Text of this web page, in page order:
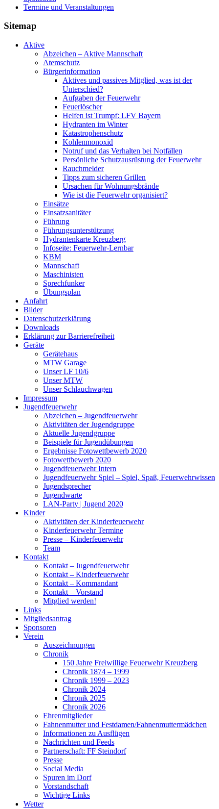
Termine und Veranstaltungen
Sitemap
Aktive
Abzeichen – Aktive Mannschaft
Atemschutz
Bürgerinformation
Aktives und passives Mitglied, was ist der
Unterschied?
Aufgaben der Feuerwehr
Feuerlöscher
Helfen ist Trumpf: LFV Bayern
Hydranten im Winter
Katastrophenschutz
Kohlenmonoxid
Notruf und das Verhalten bei Notfällen
Persönliche Schutzausrüstung der Feuerwehr
Rauchmelder
Tipps zum sicheren Grillen
Ursachen für Wohnungsbrände
Wie ist die Feuerwehr organisiert?
Einsätze
Einsatzsanitäter
Führung
Führungsunterstützung
Hydrantenkarte Kreuzberg
Infoseite: Feuerwehr-Lernbar
KBM
Mannschaft
Maschinisten
Sprechfunker
Übungsplan
Anfahrt
Bilder
Datenschutzerklärung
Downloads
Erklärung zur Barriere­frei­heit
Geräte
Gerätehaus
MTW Garage
Unser LF 10/6
Unser MTW
Unser Schlauchwagen
Impressum
Jugendfeuerwehr
Abzeichen – Jugendfeuerwehr
Aktivitäten der Jugendgruppe
Aktuelle Jugendgruppe
Beispiele für Jugendübungen
Ergebnisse Fotowettbewerb 2020
Fotowettbewerb 2020
Jugendfeuerwehr Intern
Jugendfeuerwehr Spiel – Spiel, Spaß, Feuerwehrwissen
Jugendsprecher
Jugendwarte
LAN-Party | Jugend 2020
Kinder
Aktivitäten der Kinderfeuerwehr
Kinderfeuerwehr Termine
Presse – Kinderfeuerwehr
Team
Kontakt
Kontakt – Jugendfeuerwehr
Kontakt – Kinderfeuerwehr
Kontakt – Kommandant
Kontakt – Vorstand
Mitglied werden!
Links
Mitgliedsantrag
Sponsoren
Verein
Auszeichnungen
Chronik
150 Jahre Freiwillige Feuerwehr Kreuzberg
Chronik 1874 – 1999
Chronik 1999 – 2023
Chronik 2024
Chronik 2025
Chronik 2026
Ehrenmitglieder
Fahnenmutter und Festdamen/Fahnenmuttermädchen
Informationen zu Ausflügen
Nachrichten und Feeds
Partnerschaft: FF Steindorf
Presse
Social Media
Spuren im Dorf
Vorstandschaft
Wichtige Links
Wetter